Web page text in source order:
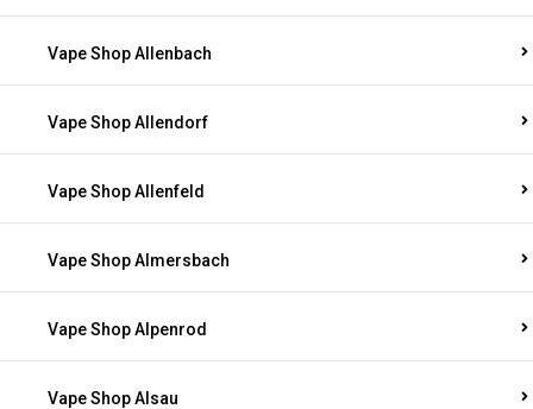
Vape Shop Allenbach
Vape Shop Allendorf
Vape Shop Allenfeld
Vape Shop Almersbach
Vape Shop Alpenrod
Vape Shop Alsau